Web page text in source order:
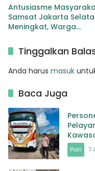
Antusiasme
Samsat Jakarta
Meningkat, Warga
Kendaraan
Tinggalkan
Anda harus masuk
Baca Juga
Polri 7